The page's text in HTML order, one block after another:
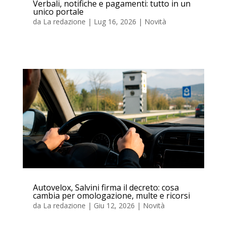
Verbali, notifiche e pagamenti: tutto in un
unico portale
da La redazione | Lug 16, 2026 | Novità
Autovelox, Salvini firma il decreto: cosa
cambia per omologazione, multe e ricorsi
da La redazione | Giu 12, 2026 | Novità